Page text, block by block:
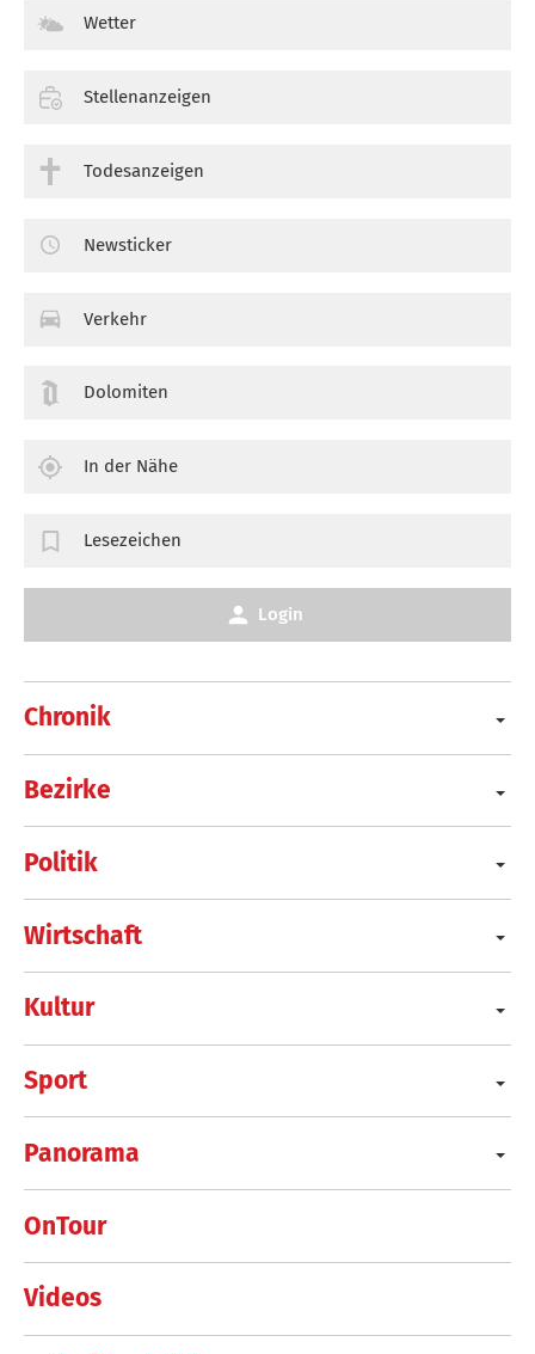
Chronik
Bezirke
Politik
Wirtschaft
Kultur
Sport
Panorama
OnTour
Videos
Wetter
Stellenanzeigen
Todesanzeigen
Newsticker
Verkehr
Dolomiten
In der Nähe
Lesezeichen
Login